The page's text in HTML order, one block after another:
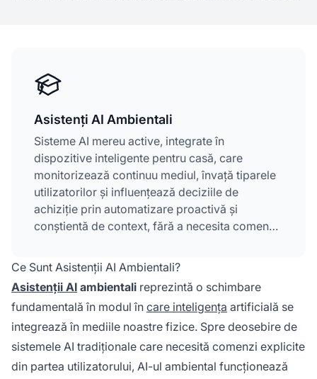
Asistenți AI Ambientali
Sisteme AI mereu active, integrate în
dispozitive inteligente pentru casă, care
monitorizează continuu mediul, învață tiparele
utilizatorilor și influențează deciziile de
achiziție prin automatizare proactivă și
conștientă de context, fără a necesita comenzi
sisteme detectează, interpretează, prezic și
acționează autonom pentru a optimiza
confortul, securitatea, eficiența energetică și
funcționalitatea generală a locuinței.
Ce Sunt Asistenții AI Ambientali?
Asistenții AI ambientali reprezintă o schimbare
fundamentală în modul în care inteligența artificială se
integrează în mediile noastre fizice. Spre deosebire de
sistemele AI tradiționale care necesită comenzi explicite
din partea utilizatorului, AI-ul ambiental funcționează